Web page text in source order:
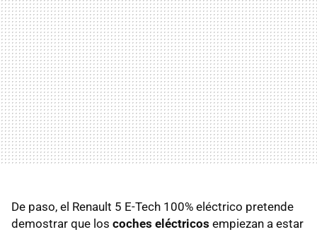
De paso, el Renault 5 E-Tech 100% eléctrico pretende
demostrar que los coches eléctricos empiezan a estar